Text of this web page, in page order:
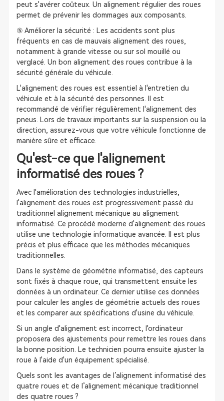
peut s'avérer coûteux. Un alignement régulier des roues
permet de prévenir les dommages aux composants.
⑤ Améliorer la sécurité : Les accidents sont plus
fréquents en cas de mauvais alignement des roues,
notamment à grande vitesse ou sur sol mouillé ou
verglacé. Un bon alignement des roues contribue à la
sécurité générale du véhicule.
L'alignement des roues est essentiel à l'entretien du
véhicule et à la sécurité des personnes. Il est
recommandé de vérifier régulièrement l'alignement des
pneus. Lors de travaux importants sur la suspension ou la
direction, assurez-vous que votre véhicule fonctionne de
manière sûre et efficace.
Qu'est-ce que l'alignement
informatisé des roues ?
Avec l'amélioration des technologies industrielles,
l'alignement des roues est progressivement passé du
traditionnel alignement mécanique au alignement
informatisé. Ce procédé moderne d'alignement des roues
utilise une technologie informatique avancée. Il est plus
précis et plus efficace que les méthodes mécaniques
traditionnelles.
Dans le système de géométrie informatisé, des capteurs
sont fixés à chaque roue, qui transmettent ensuite les
données à un ordinateur. Ce dernier utilise ces données
pour calculer les angles de géométrie actuels des roues
et les comparer aux spécifications d'usine du véhicule.
Si un angle d'alignement est incorrect, l'ordinateur
proposera des ajustements pour remettre les roues dans
la bonne position. Le technicien pourra ensuite ajuster la
roue à l'aide d'un équipement spécialisé.
Quels sont les avantages de l’alignement informatisé des
quatre roues et de l’alignement mécanique traditionnel
des quatre roues ?